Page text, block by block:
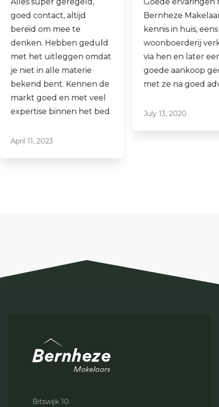
Goede ervaringen met
Bernheze Makelaars, veel
kennis in huis, eens onze
woonboerderij verkocht
via hen en later een
goede aankoop gedaan
met ze na goed advies.
July 13, 2020
Fijne makelaar.
al mijn 2e
hen laten
ook een
aankopen.
Laagdrempelig
professioneel,
Bitswijk 10